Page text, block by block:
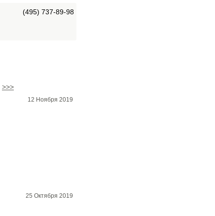
(495) 737-89-98
>>>
12 Ноября 2019
25 Октября 2019